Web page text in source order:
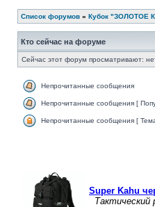
Список форумов » Кубок "ЗОЛОТОЕ
Кто сейчас на форуме
Сейчас этот форум просматривают:
Непрочитанные сообщения
Непрочитанные сообщения [
Непрочитанные сообщения [